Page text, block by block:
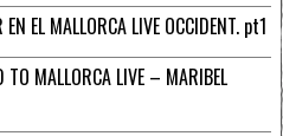
EL MALLORCA LIVE OCCIDENT. pt1
MALLORCA LIVE – MARIBEL